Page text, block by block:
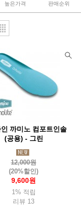
높은가격 판매순위
까미노 컴포트인솔
(공용) - 그린
12,000원
(20%할인)
9,600원
1% 적립
리뷰 13